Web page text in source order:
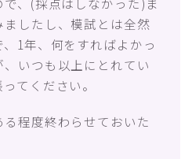
したし、模試とは全然
1年、何をすればよかっ
いつも以上にとれてい
てください。
程度終わらせておいた